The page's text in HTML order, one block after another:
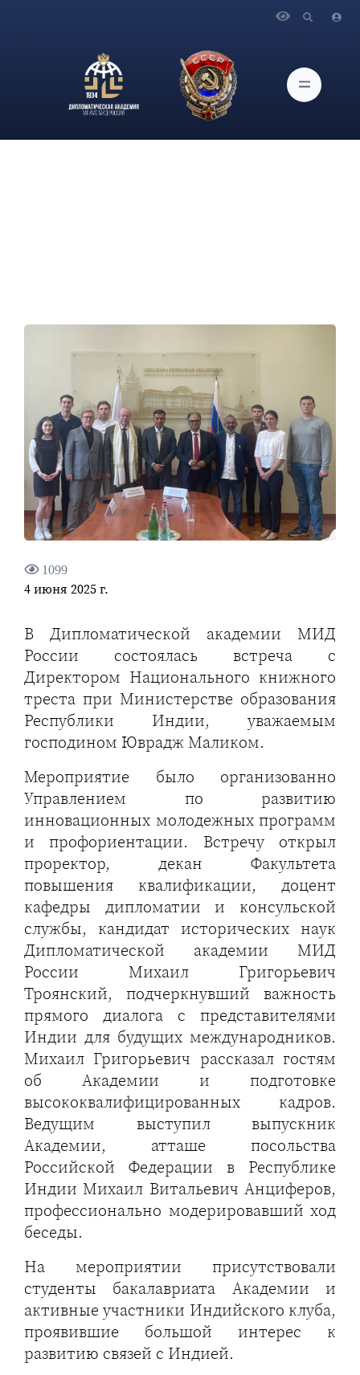
при Министерстве образования Республики Индии г-ном
Ювраджом Маликом
1099
4 июня 2025 г.
В Дипломатической академии МИД
России состоялась встреча с
Директором Национального книжного
треста при Министерстве образования
Республики Индии, уважаемым
господином Юврадж Маликом.
Мероприятие было организованно
Управлением по развитию
инновационных молодежных программ
и профориентации. Встречу открыл
проректор, декан Факультета
повышения квалификации, доцент
кафедры дипломатии и консульской
службы, кандидат исторических наук
Дипломатической академии МИД
России Михаил Григорьевич
Троянский, подчеркнувший важность
прямого диалога с представителями
Индии для будущих международников.
Михаил Григорьевич рассказал гостям
об Академии и подготовке
высококвалифицированных кадров.
Ведущим выступил выпускник
Академии, атташе посольства
Российской Федерации в Республике
Индии Михаил Витальевич Анциферов,
профессионально модерировавший ход
беседы.
На мероприятии присутствовали
студенты бакалавриата Академии и
активные участники Индийского клуба,
проявившие большой интерес к
развитию связей с Индией.